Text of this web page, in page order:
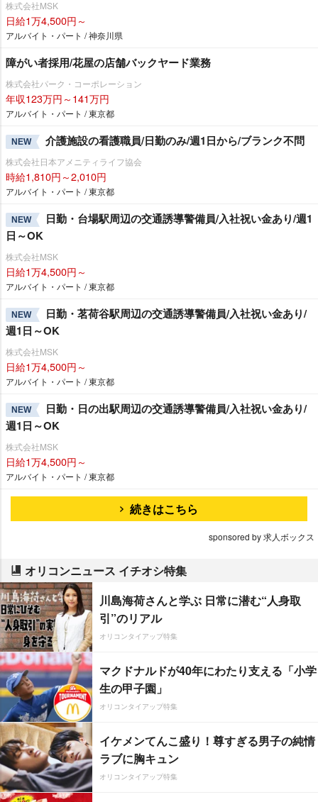
株式会社MSK
日給1万4,500円～
アルバイト・パート / 神奈川県
障がい者採用/花屋の店舗バックヤード業務
株式会社パーク・コーポレーション
年収123万円～141万円
アルバイト・パート / 東京都
NEW 介護施設の看護職員/日勤のみ/週1日から/ブランク不問
株式会社日本アメニティライフ協会
時給1,810円～2,010円
アルバイト・パート / 東京都
NEW
日勤・台場駅周辺の交通誘導警備員/入社祝い金あり/週1
日～OK
株式会社MSK
日給1万4,500円～
アルバイト・パート / 東京都
NEW
日勤・茗荷谷駅周辺の交通誘導警備員/入社祝い金あり/
週1日～OK
株式会社MSK
日給1万4,500円～
アルバイト・パート / 東京都
NEW
日勤・日の出駅周辺の交通誘導警備員/入社祝い金あり/
週1日～OK
株式会社MSK
日給1万4,500円～
アルバイト・パート / 東京都
続きはこちら
sponsored by 求人ボックス
オリコンニュース イチオシ特集
川島海荷さんと学ぶ 日常に潜む“人身取
引”のリアル
オリコンタイアップ特集
マクドナルドが40年にわたり支える「小学
生の甲子園」
オリコンタイアップ特集
イケメンてんこ盛り！尊すぎる男子の純情
ラブに胸キュン
オリコンタイアップ特集